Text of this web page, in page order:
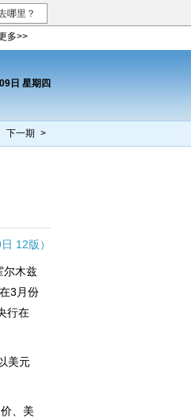
哪里？
多>>
日 星期四
下一期 >
12版）
木兹
3月份
行在
美元
、美